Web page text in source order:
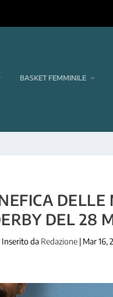
BASKET FEMMINILE
DEL 28
Inserito da Redazione| Mar 16,